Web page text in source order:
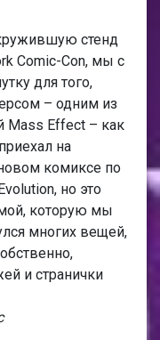
стенд
Comic-Con, мы с
для того,
– одним из
Mass Effect – как
на
комиксе по
но это
которую мы
многих вещей,
и странички